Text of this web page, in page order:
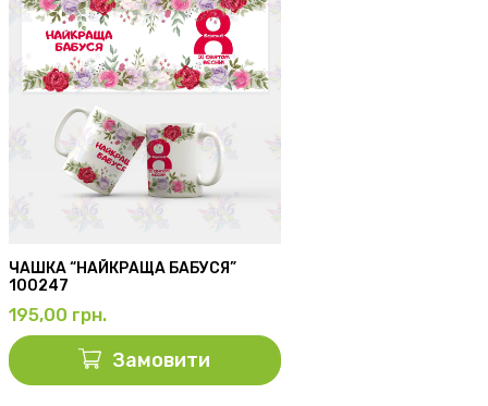
ЧАШКА “НАЙКРАЩА БАБУСЯ”
100247
195,00 грн.
Замовити